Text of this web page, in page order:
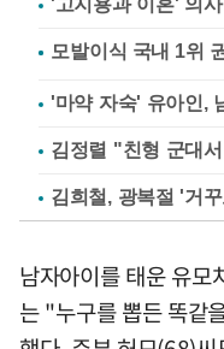
'고지용과 이혼' 의
'마약 자숙' 유아인,
김정렬 "친형 군대
김희철, 광복절 '거
남자아이를 태운 유모
는 "누구를 뽑든 똑같